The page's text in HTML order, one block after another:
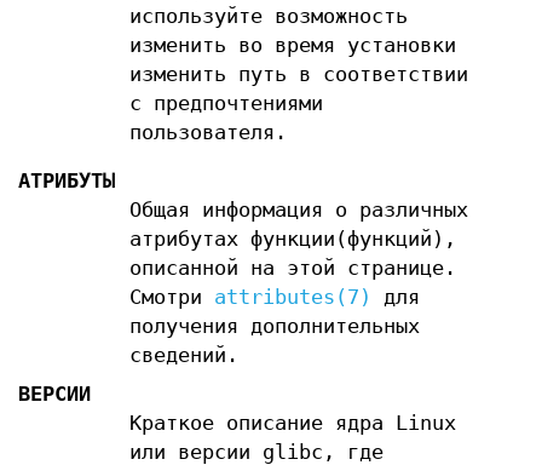
используйте возможность
изменить во время установки
изменить путь в соответствии
с предпочтениями
пользователя.
АТРИБУТЫ
Общая информация о различных
атрибутах функции(функций),
описанной на этой странице.
Смотри attributes(7)
для
получения дополнительных
сведений.
ВЕРСИИ
Краткое описание ядра Linux
или версии glibc, где